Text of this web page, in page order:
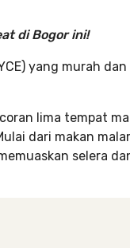
di Bogor ini!
yang murah
lima tempat
dari makan
selera